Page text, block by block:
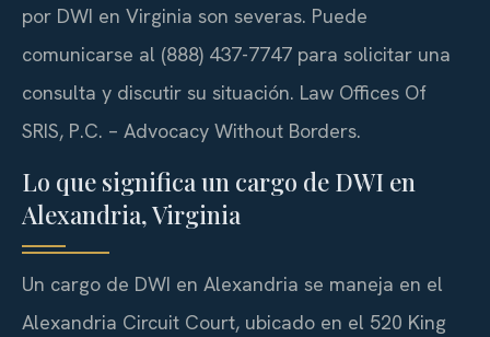
por DWI en Virginia son severas. Puede
comunicarse al (888) 437-7747 para solicitar una
consulta y discutir su situación. Law Offices Of
SRIS, P.C. – Advocacy Without Borders.
Lo que significa un cargo de DWI en
Alexandria, Virginia
Un cargo de DWI en Alexandria se maneja en el
Alexandria Circuit Court, ubicado en el 520 King